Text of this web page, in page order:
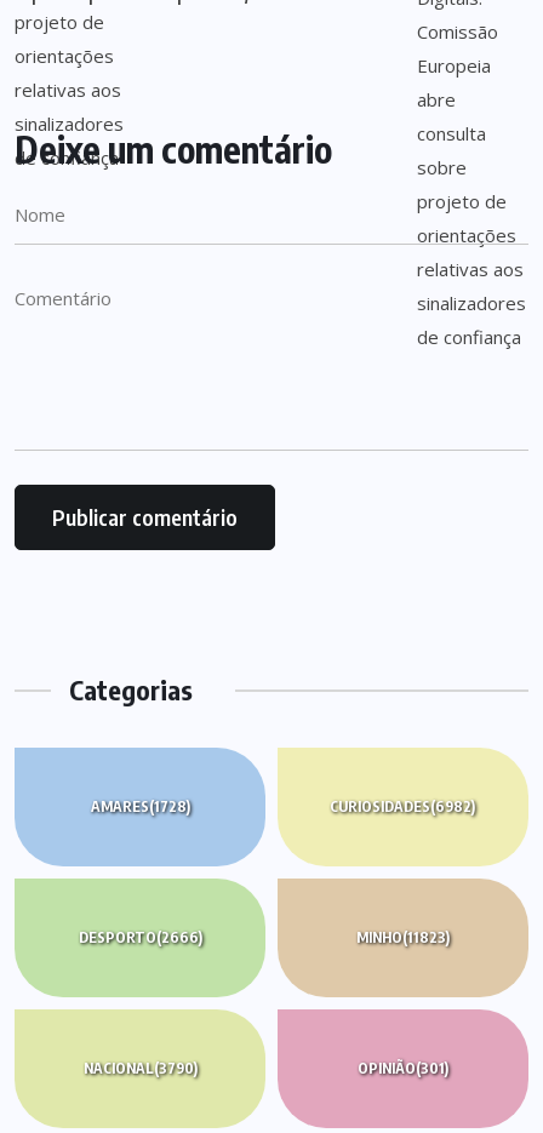
Deixe um comentário
Categorias
AMARES(1728) CURIOSIDADES(6982)
DESPORTO(2666) MINHO(11823)
NACIONAL(3790) OPINIÃO(301)